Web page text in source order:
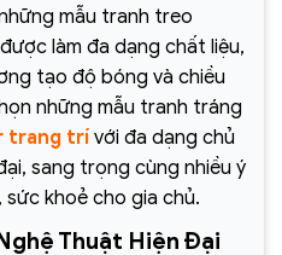
mẫu tranh treo
làm đa dạng chất liệu,
tạo độ bóng và chiều
những mẫu tranh tráng
trang trí với đa dạng chủ
sang trọng cùng nhiều ý
khoẻ cho gia chủ.
Thuật Hiện Đại